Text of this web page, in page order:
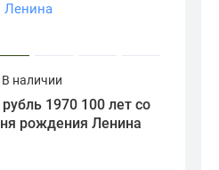
В наличии
рубль 1970 100 лет со
рождения Ленина